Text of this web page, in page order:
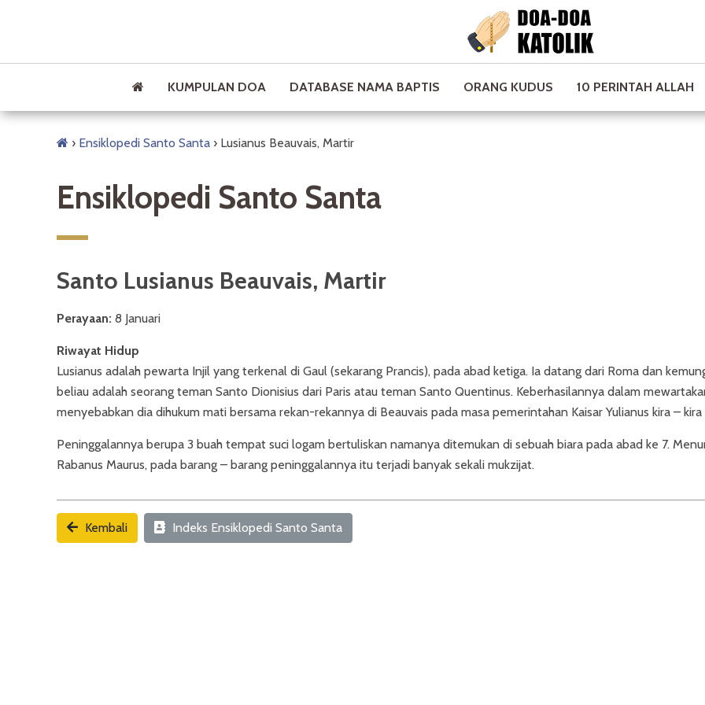
KUMPULAN DOA DATABASE NAMA BAPTIS ORANG KUDUS 10 PERINTAH ALLAH
› Ensiklopedi Santo Santa › Lusianus Beauvais, Martir
Ensiklopedi Santo Santa
Santo Lusianus Beauvais, Martir
Perayaan: 8 Januari
Riwayat Hidup
Lusianus adalah pewarta Injil yang terkenal di Gaul (sekarang Prancis), pada abad ketiga. Ia datang dari Roma dan
beliau adalah seorang teman Santo Dionisius dari Paris atau teman Santo Quentinus. Keberhasilannya dalam
menyebabkan dia dihukum mati bersama rekan-rekannya di Beauvais pada masa pemerintahan Kaisar Yulianus kira –
Peninggalannya berupa 3 buah tempat suci logam bertuliskan namanya ditemukan di sebuah biara pada abad ke 7.
Rabanus Maurus, pada barang – barang peninggalannya itu terjadi banyak sekali mukzijat.
Kembali Indeks Ensiklopedi Santo Santa